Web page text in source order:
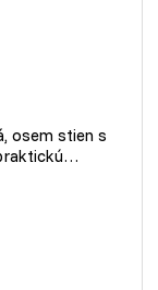
osem stien s